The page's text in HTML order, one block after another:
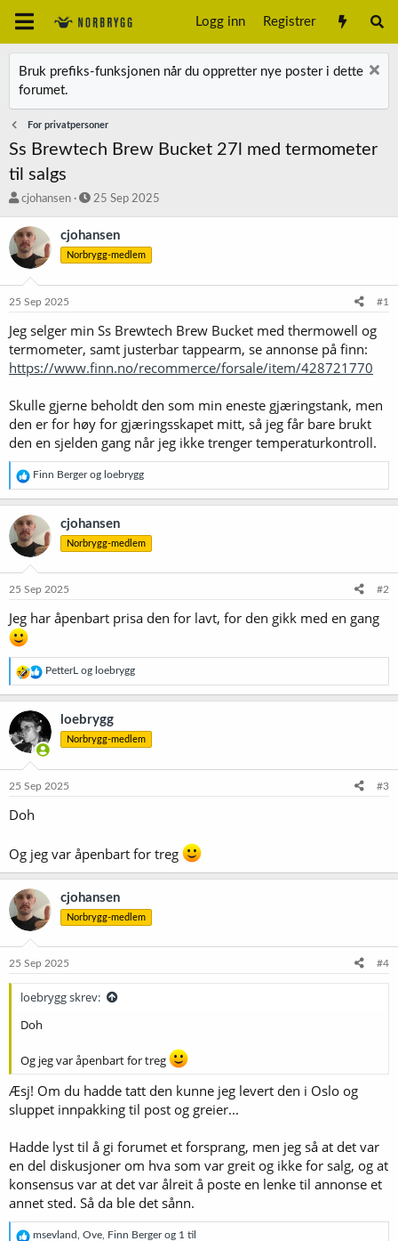
Logg inn Registrer
Bruk prefiks-funksjonen når du oppretter nye poster i dette
forumet.
For privatpersoner
Ss Brewtech Brew Bucket 27l med termometer
til salgs
T
å
d
s
t
e
r
cjohansen
S
a
r
t
o
25 Sep 2025
cjohansen
Norbrygg-medlem
25 Sep 2025 #1
Jeg selger min Ss Brewtech Brew Bucket med thermowell og
termometer, samt justerbar tappearm, se annonse på finn:
https://www.finn.no/recommerce/forsale/item/428721770
Skulle gjerne beholdt den som min eneste gjæringstank, men
den er for høy for gjæringsskapet mitt, så jeg får bare brukt
den en sjelden gang når jeg ikke trenger temperaturkontroll.
R
e
a
k
s
j
o
e
:
Finn Bergerog loebrygg
cjohansen
Norbrygg-medlem
25 Sep 2025 #2
Jeg har åpenbart prisa den for lavt, for den gikk med en gang
R
e
a
j
o
n
e
PetterL og loebrygg
loebrygg
Norbrygg-medlem
25 Sep 2025 #3
Doh
Og jeg var åpenbart for treg
cjohansen
Norbrygg-medlem
25 Sep 2025 #4
loebrygg skrev:
Doh
Og jeg var åpenbart for treg
Æsj! Om du hadde tatt den kunne jeg levert den i Oslo og
sluppet innpakking til post og greier...
Hadde lyst til å gi forumet et forsprang, men jeg så at det var
en del diskusjoner om hva som var greit og ikke for salg, og at
konsensus var at det var ålreit å poste en lenke til annonse et
annet sted. Så da ble det sånn.
R
msevland Ove Finn Bergerog 1 til